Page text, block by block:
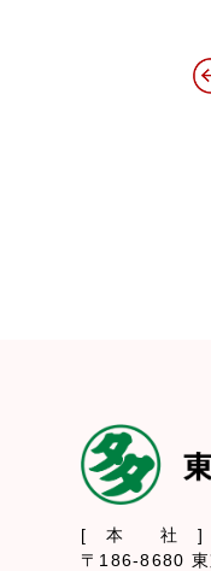
[ 本 社 ]
〒186-8680 東